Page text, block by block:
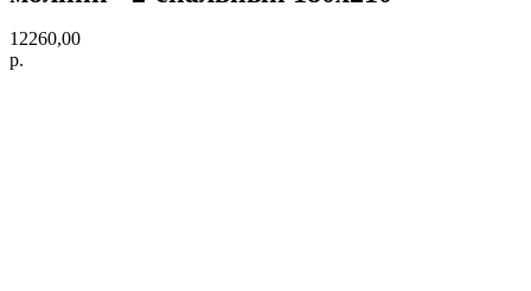
12260,00
р.